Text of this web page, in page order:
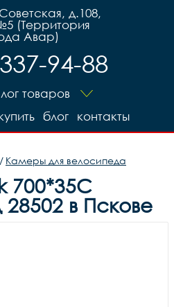
д.108,
(Территория
Авар)
94-88
товаров
контакты
блог
/ Камеры для велосипеда
700*35C
в Пскове